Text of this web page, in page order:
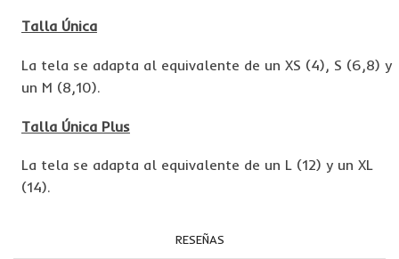
Talla Única
La tela se adapta al equivalente de un XS (4), S (6,8) y
un M (8,10).
Talla Única Plus
La tela se adapta al equivalente de un L (12) y un XL
(14).
RESEÑAS